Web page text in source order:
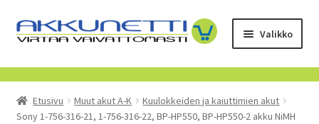
Siirry
navigointiin
Siirry
sisältöön
Valikko
Kauppa
Tietoa meistä
Etusivu Muut akut A-K
Kuulokkeiden ja kaiuttimien akut
Sony 1-756-316-21, 1-756-316-22, BP-HP550, BP-HP550-2 akku NiMH